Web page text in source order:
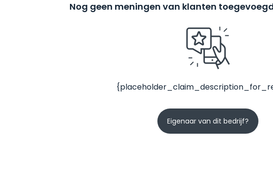
Nog geen meningen van klanten
Eigenaar van dit bedrijf?